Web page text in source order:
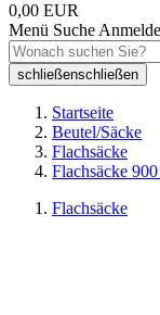
0,00 EUR
Menü Suche
schließenschließen
Startseite
Beutel/Säcke
Flachsäcke
Flachsäcke
Flachsäcke